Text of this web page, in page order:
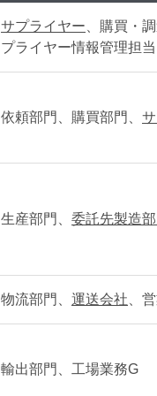
サプライヤー 、購買・
プライヤー情報管理担
依頼部門、購買部門、
生産部門、 委託先製造
物流部門、 運送会社 、
輸出部門、工場業務G